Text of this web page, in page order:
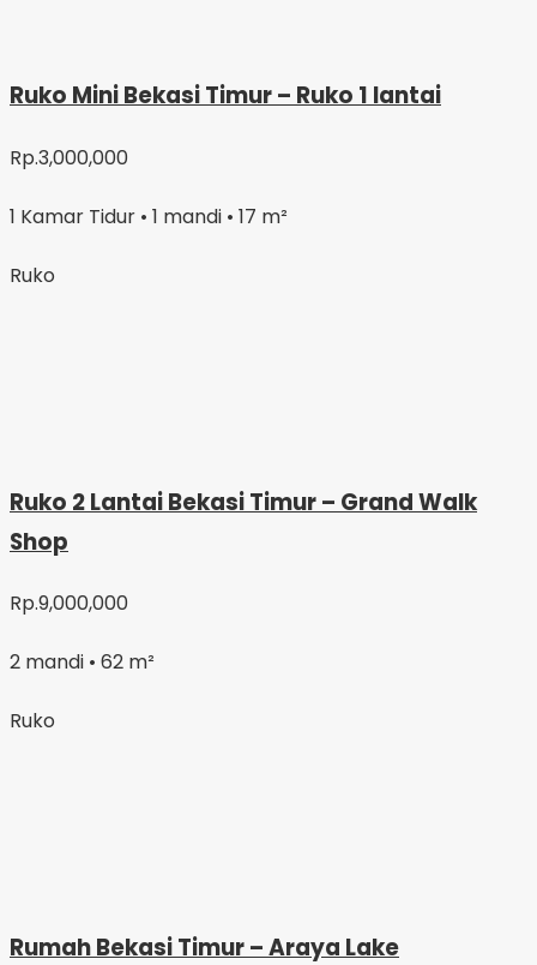
Ruko Mini Bekasi Timur – Ruko 1 lantai
Rp.3,000,000
1 Kamar Tidur • 1 mandi • 17 m²
Ruko
Ruko 2 Lantai Bekasi Timur – Grand Walk
Shop
Rp.9,000,000
2 mandi • 62 m²
Ruko
Rumah Bekasi Timur – Araya Lake